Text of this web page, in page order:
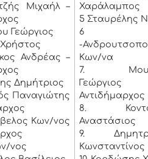
Μιχαήλ –
Γεώργιος
Ανδρέας –
Δημήτριος
Παναγιώτης
Κων/νος
νος
Χαράλαμπος
5 Σταυρέλης
6
-
Κων/να
7.
Αντιδήμαρχος
8.
Αναστάσιος
9.
Κωνσταντίνος